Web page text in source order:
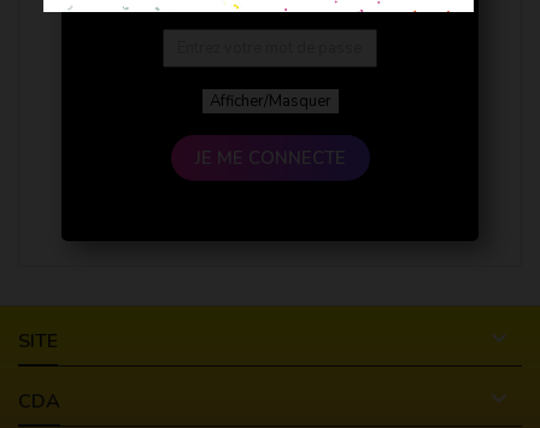
Afficher/Masquer
JE ME CONNECTE
SITE 
CDA 